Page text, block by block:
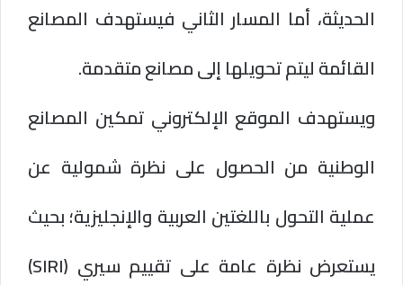
الحديثة، أما المسار الثاني فيستهدف المصانع
القائمة ليتم تحويلها إلى مصانع متقدمة.
ويستهدف الموقع الإلكتروني تمكين المصانع
الوطنية من الحصول على نظرة شمولية عن
عملية التحول باللغتين العربية والإنجليزية؛ بحيث
يستعرض نظرة عامة على تقييم سيري (SIRI)